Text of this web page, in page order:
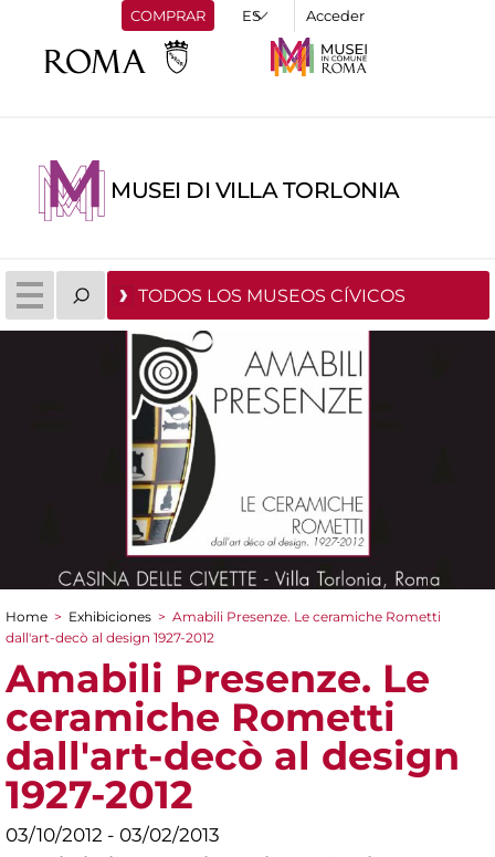
COMPRAR Acceder
MUSEI DI VILLA TORLONIA
TODOS LOS MUSEOS CÍVICOS
You are here
Home > Exhibiciones > Amabili Presenze. Le ceramiche Rometti
dall'art-decò al design 1927-2012
Amabili Presenze. Le
ceramiche Rometti
dall'art-decò al design
1927-2012
03/10/2012 - 03/02/2013